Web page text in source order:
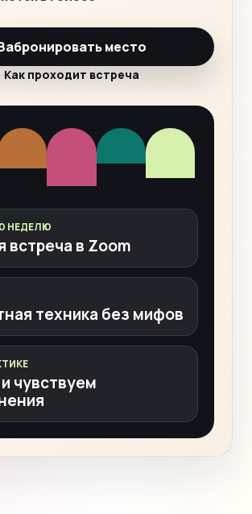
место
Как проходит встреча
НЕДЕЛЮ
встреча в Zoom
техника без мифов
чувствуем